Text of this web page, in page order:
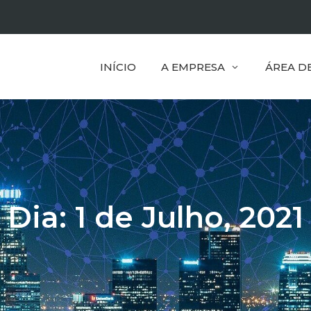
INÍCIO A EMPRESA ÁREA
Dia:1 de Julho, 2021